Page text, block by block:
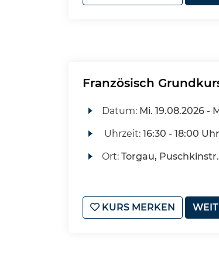
Französisch
Datum: Mi. 19.08.2026 -
Uhrzeit: 16:30 - 18:00 Uhr
Ort: Torgau, Puschkinstr.
KURS MERKEN